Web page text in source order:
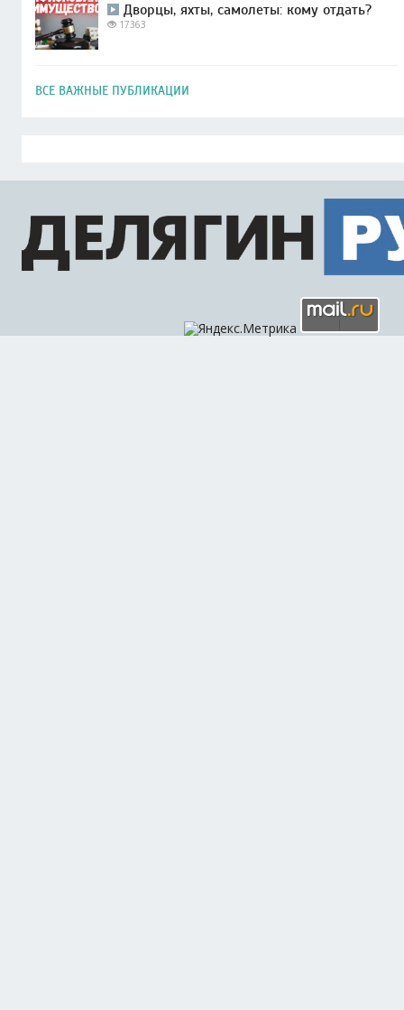
Дворцы, яхты, самолеты: кому отдать?
17363
ВСЕ ВАЖНЫЕ ПУБЛИКАЦИИ